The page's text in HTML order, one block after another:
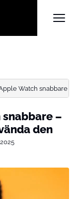
Watch snabbare –
–
den